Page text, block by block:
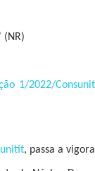
(NR)
1/2022/
, passa a